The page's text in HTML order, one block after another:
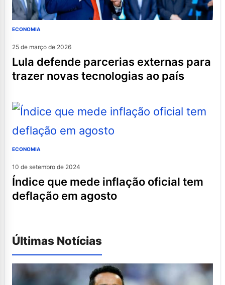
ECONOMIA
25 de março de 2026
lula defende parcerias externas para
trazer novas tecnologias ao país
ECONOMIA
10 de setembro de 2024
índice que mede inflação oficial tem
deflação em agosto
Últimas Notícias